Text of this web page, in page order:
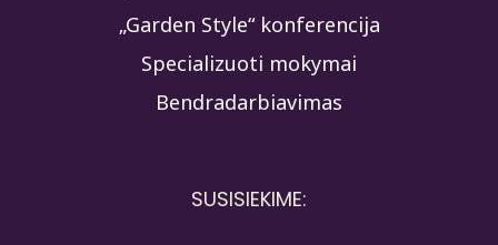
„Garden Style“ konferencija
Specializuoti mokymai
Bendradarbiavimas
SUSISIEKIME: